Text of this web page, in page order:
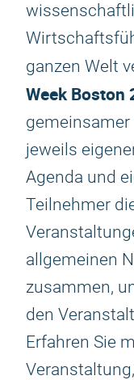
ganzen Welt
Week Boston
jeweils
Agenda und
Teilnehmer
allgemeinen
zusammen,
den
Erfahren Sie